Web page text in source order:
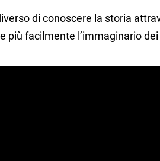
di conoscere la storia
più facilmente l’immaginario